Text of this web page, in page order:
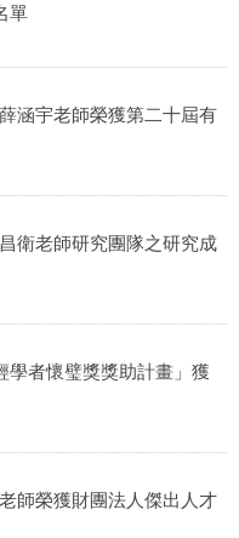
單
涵宇老師榮獲第二十屆有
衛老師研究團隊之研究成
學者懷璧獎獎助計畫」獲
師榮獲財團法人傑出人才